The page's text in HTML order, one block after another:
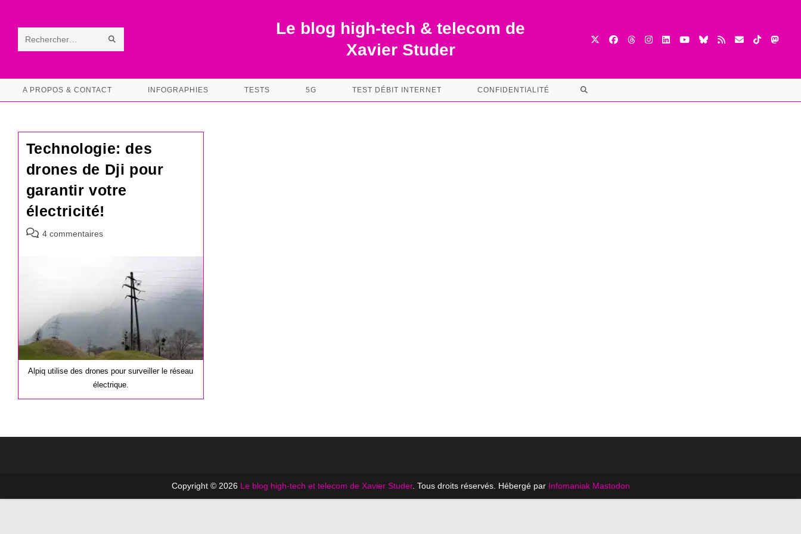
contentRechercher
ce RECHERCHE
Le blog high-tech & telecom de
Xavier Studer
A PROPOS & CONTACT INFOGRAPHIES TESTS 5G TEST DÉBIT INTERNET CONFIDENTIALITÉ TOGGLE
Technologie: des
drones de Dji pour
garantir votre
électricité!
Commentaires
4 commentaires
Alpiq utilise des drones pour surveiller le réseau
électrique.
Copyright © 2026 Le blog high-tech et telecom de Xavier Studer. Tous droits réservés. Hébergé par Infomaniak Mastodon